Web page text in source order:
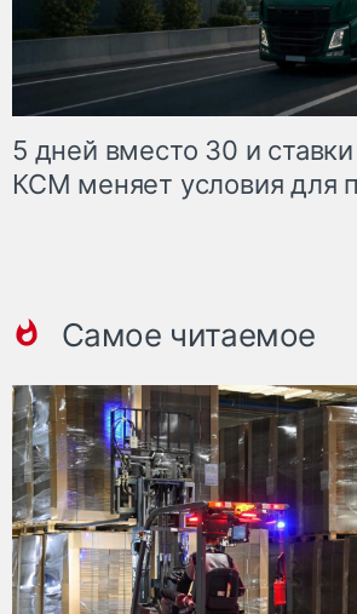
5 дней вместо 30 и
КСМ меняет условия для
Самое читаемое